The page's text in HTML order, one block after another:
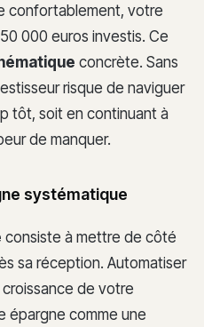
confortablement, votre
000 euros investis. Ce
concrète. Sans
risque de naviguer
tôt, soit en continuant à
de manquer.
systématique
consiste à mettre de côté
sa réception. Automatiser
de votre
épargne comme une